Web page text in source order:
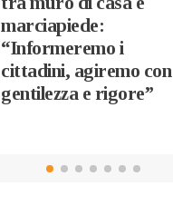
marciapiede:
“Informeremo i
cittadini, agiremo con
gentilezza e rigore”